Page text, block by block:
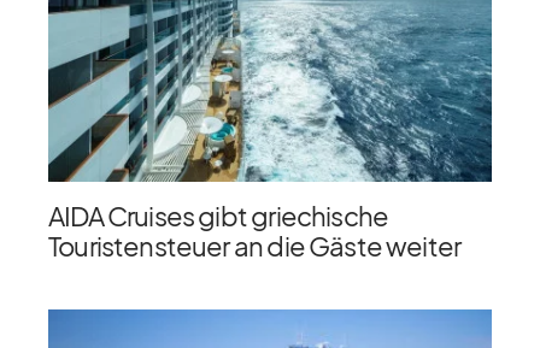
AIDA Cruises gibt griechische
Touristensteuer an die Gäste weiter